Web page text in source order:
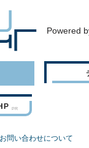
Powered
問い合わせについて